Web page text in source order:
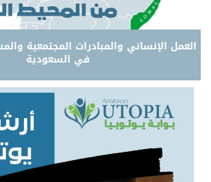
العمل الإنساني والمبادرات المجتمعية
في السعودية